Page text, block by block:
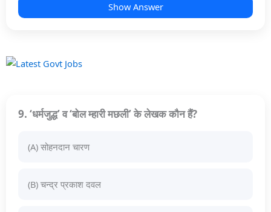
Show Answer
9. ‘धर्मजुद्ध’ व ‘बोल म्हारी मछली’ के लेखक कौन हैं?
(A) सोहनदान चारण
(B) चन्द्र प्रकाश दवल